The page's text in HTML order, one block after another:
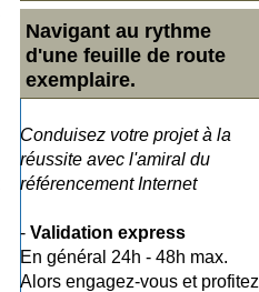
Navigant au rythme
d'une feuille de route
exemplaire.
Conduisez votre projet à la
réussite avec l'amiral du
référencement Internet
- Validation express
En général 24h - 48h max.
Alors engagez-vous et profitez